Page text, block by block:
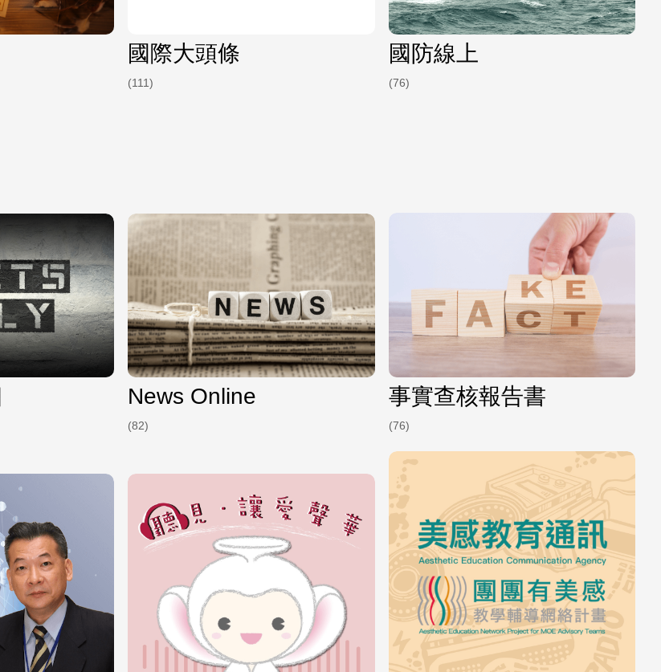
國際大頭條
(111)
國防線上
(76)
News Online
(82)
事實查核報告書
(76)